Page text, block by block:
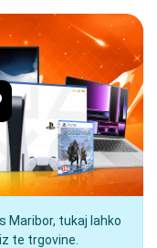
Maribor, tukaj lahko
te trgovine.